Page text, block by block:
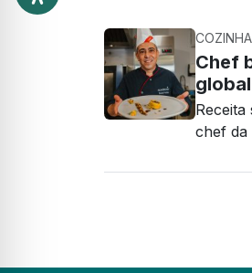
Chef
global
chef da